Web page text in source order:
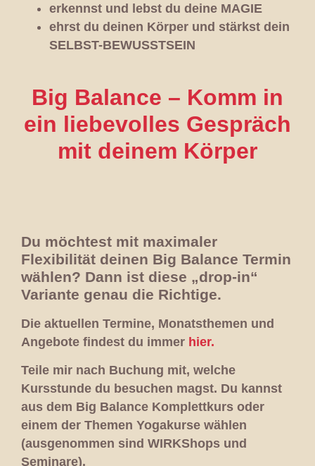
erkennst und lebst du deine MAGIE
ehrst du deinen Körper und stärkst dein
SELBST-BEWUSSTSEIN
Big Balance – Komm in
ein liebevolles Gespräch
mit deinem Körper
Du möchtest mit maximaler
Flexibilität deinen Big Balance Termin
wählen? Dann ist diese „drop-in“
Variante genau die Richtige.
Die aktuellen Termine, Monatsthemen und
Angebote findest du immer hier.
Teile mir nach Buchung mit, welche
Kursstunde du besuchen magst. Du kannst
aus dem Big Balance Komplettkurs oder
einem der Themen Yogakurse wählen
(ausgenommen sind WIRKShops und
Seminare).